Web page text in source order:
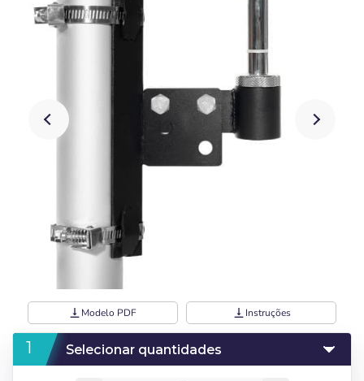
vertical_align_bottom Modelo PDF vertical_align_bottom Instruções
Selecionar quantidades